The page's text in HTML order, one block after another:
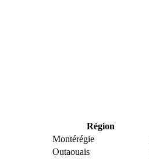
Région
Montérégie
Outaouais